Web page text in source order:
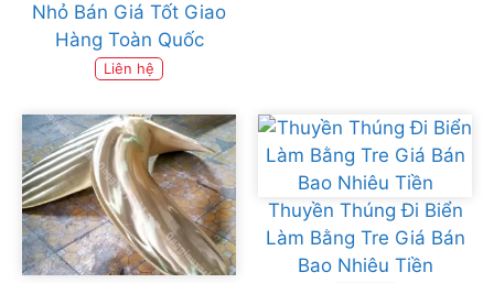
Nhỏ Bán Giá Tốt Giao
Hàng Toàn Quốc
Liên hệ
Thuyền Thúng Đi Biển
Làm Bằng Tre Giá Bán
Bao Nhiêu Tiền